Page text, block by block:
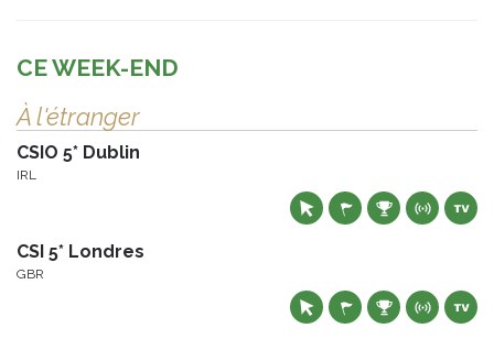
CE WEEK-END
À l'étranger
CSIO 5* Dublin
IRL
CSI 5* Londres
GBR